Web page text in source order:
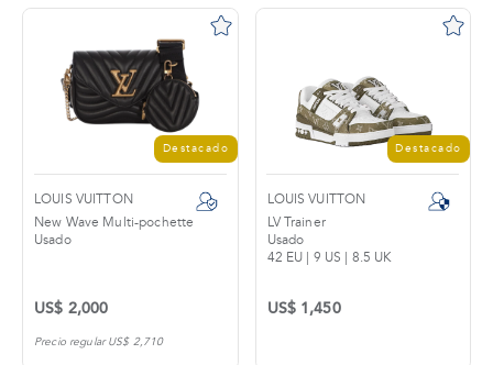
Destacado
LOUIS VUITTON
New Wave Multi-pochette
Usado
US$ 2,000
Precio regular US$ 2,710
Destacado
LOUIS VUITTON
LV Trainer
Usado
42 EU | 9 US | 8.5 UK
US$ 1,450